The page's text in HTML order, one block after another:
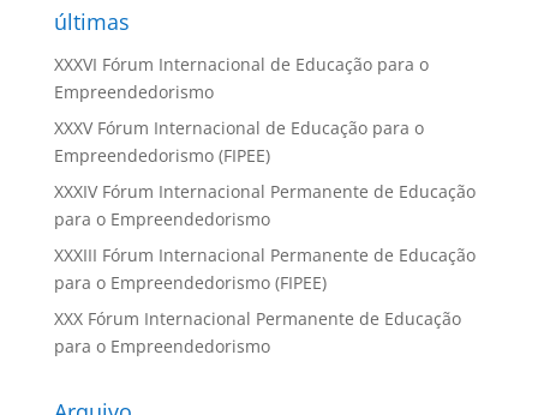
últimas
XXXVI Fórum Internacional de Educação para o
Empreendedorismo
XXXV Fórum Internacional de Educação para o
Empreendedorismo (FIPEE)
XXXIV Fórum Internacional Permanente de Educação
para o Empreendedorismo
XXXIII Fórum Internacional Permanente de Educação
para o Empreendedorismo (FIPEE)
XXX Fórum Internacional Permanente de Educação
para o Empreendedorismo